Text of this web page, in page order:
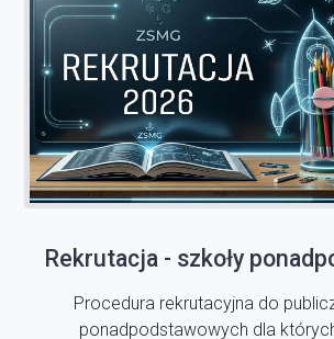
Rekrutacja - szkoły
Procedura rekrutacyjna do
ponadpodstawowych dla